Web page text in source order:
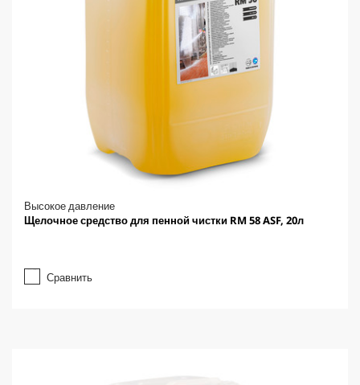
Высокое давление
Щелочное средство для пенной чистки RM 58 ASF, 20л
Сравнить